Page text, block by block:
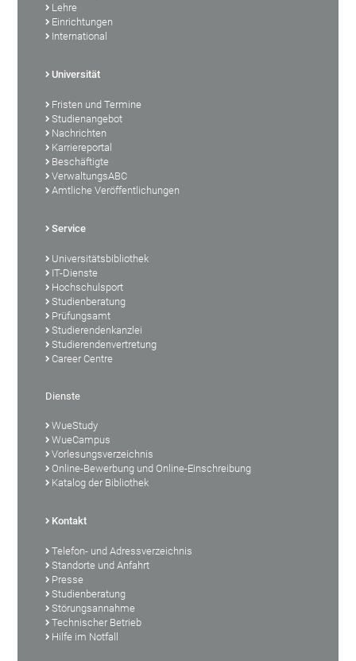
Lehre
Einrichtungen
International
Universität
Fristen und Termine
Studienangebot
Nachrichten
Karriereportal
Beschäftigte
VerwaltungsABC
Amtliche Veröffentlichungen
Service
Universitätsbibliothek
IT-Dienste
Hochschulsport
Studienberatung
Prüfungsamt
Studierendenkanzlei
Studierendenvertretung
Career Centre
Dienste
WueStudy
WueCampus
Vorlesungsverzeichnis
Online-Bewerbung und Online-Einschreibung
Katalog der Bibliothek
Kontakt
Telefon- und Adressverzeichnis
Standorte und Anfahrt
Presse
Studienberatung
Störungsannahme
Technischer Betrieb
Hilfe im Notfall